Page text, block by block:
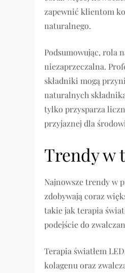
zapewnić klientom
naturalnego.
Podsumowując, rola
niezaprzeczalna.
składniki mogą
naturalnych
tylko przysparza
przyjaznej dla
Trendy w
Najnowsze trendy w
zdobywają coraz
takie jak terapia
podejście do
Terapia światłem
kolagenu oraz